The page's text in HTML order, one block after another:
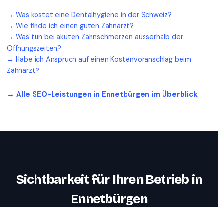
→ Was kostet eine Dentalhygiene in der Schweiz?
→ Wie finde ich einen guten Zahnarzt?
→ Was tun bei akuten Zahnschmerzen ausserhalb der
Öffnungszeiten?
→ Habe ich Anspruch auf einen Kostenvoranschlag beim
Zahnarzt?
→ Alle SEO-Leistungen in Ennetbürgen im Überblick
Sichtbarkeit für Ihren Betrieb in
Ennetbürgen